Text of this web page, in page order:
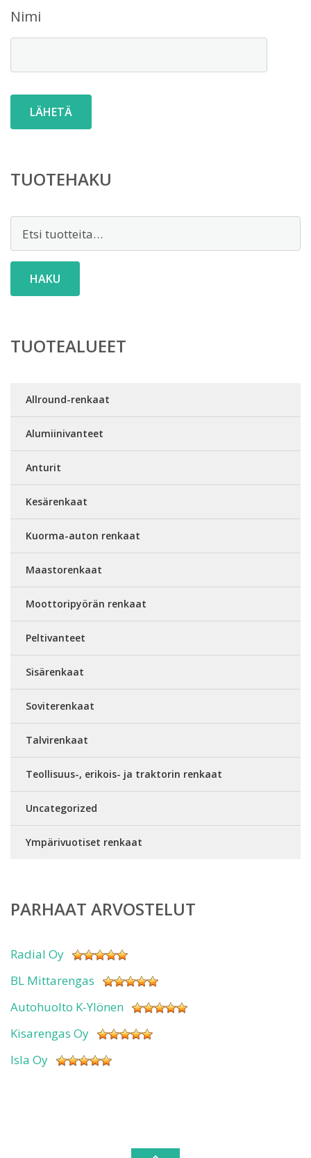
Nimi
TUOTEHAKU
HAKU
TUOTEALUEET
Allround-renkaat
Alumiinivanteet
Anturit
Kesärenkaat
Kuorma-auton renkaat
Maastorenkaat
Moottoripyörän renkaat
Peltivanteet
Sisärenkaat
Soviterenkaat
Talvirenkaat
Teollisuus-, erikois- ja traktorin renkaat
Uncategorized
Ympärivuotiset renkaat
PARHAAT ARVOSTELUT
Radial Oy
BL Mittarengas
Autohuolto K-Ylönen
Kisarengas Oy
Isla Oy